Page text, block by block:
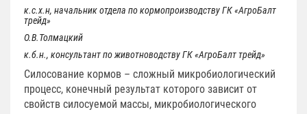
к.с.х.н, начальник отдела по кормопроизводству ГК «АгроБалт
трейд»
О.В.Толмацкий
к.б.н., консультант по животноводству ГК «АгроБалт трейд»
Силосование кормов – сложный микробиологический
процесс, конечный результат которого зависит от
свойств силосуемой массы, микробиологического